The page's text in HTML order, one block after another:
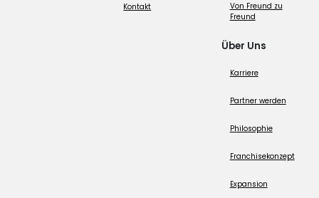
Kontakt
Von Freund zu
Freund
Über Uns
Karriere
Partner werden
Philosophie
Franchisekonzept
Expansion